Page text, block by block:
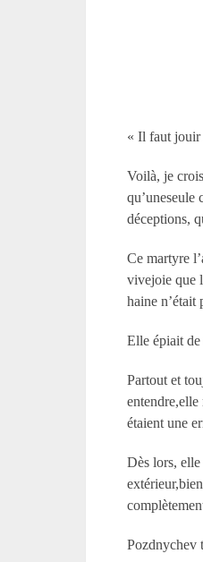
« Il faut jouir
Voilà, je
qu’uneseule
déceptions,
Ce martyre
vivejoie que
haine n’était
Elle épiait de
Partout et
étaient une
Dès lors, elle
Pozdnychev